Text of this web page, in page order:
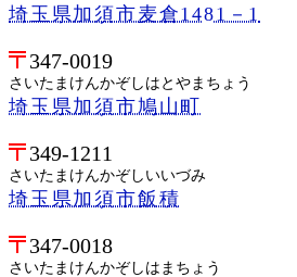
埼玉県加須市麦倉1481－1
347-0019
さいたまけんかぞしはとやまちょう
埼玉県加須市鳩山町
349-1211
さいたまけんかぞしいいづみ
埼玉県加須市飯積
347-0018
さいたまけんかぞしはまちょう